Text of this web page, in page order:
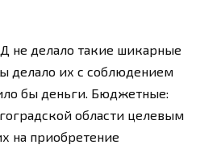
не делало такие шикарные
делало их с соблюдением
бы деньги. Бюджетные:
области целевым
на приобретение